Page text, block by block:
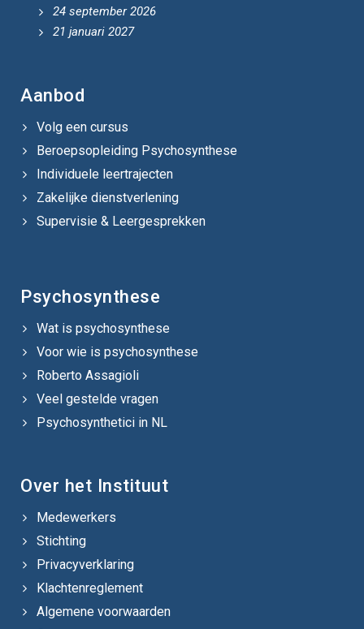
24 september 2026
21 januari 2027
Aanbod
Volg een cursus
Beroepsopleiding Psychosynthese
Individuele leertrajecten
Zakelijke dienstverlening
Supervisie & Leergesprekken
Psychosynthese
Wat is psychosynthese
Voor wie is psychosynthese
Roberto Assagioli
Veel gestelde vragen
Psychosynthetici in NL
Over het Instituut
Medewerkers
Stichting
Privacyverklaring
Klachtenreglement
Algemene voorwaarden